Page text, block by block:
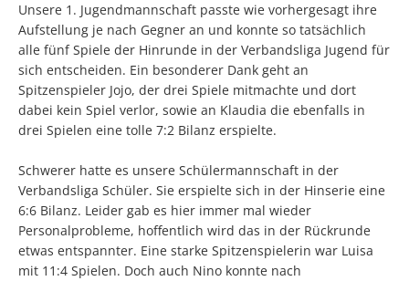
Unsere 1. Jugendmannschaft passte wie vorhergesagt ihre
Aufstellung je nach Gegner an und konnte so tatsächlich
alle fünf Spiele der Hinrunde in der Verbandsliga Jugend für
sich entscheiden. Ein besonderer Dank geht an
Spitzenspieler Jojo, der drei Spiele mitmachte und dort
dabei kein Spiel verlor, sowie an Klaudia die ebenfalls in
drei Spielen eine tolle 7:2 Bilanz erspielte.
Schwerer hatte es unsere Schülermannschaft in der
Verbandsliga Schüler. Sie erspielte sich in der Hinserie eine
6:6 Bilanz. Leider gab es hier immer mal wieder
Personalprobleme, hoffentlich wird das in der Rückrunde
etwas entspannter. Eine starke Spitzenspielerin war Luisa
mit 11:4 Spielen. Doch auch Nino konnte nach